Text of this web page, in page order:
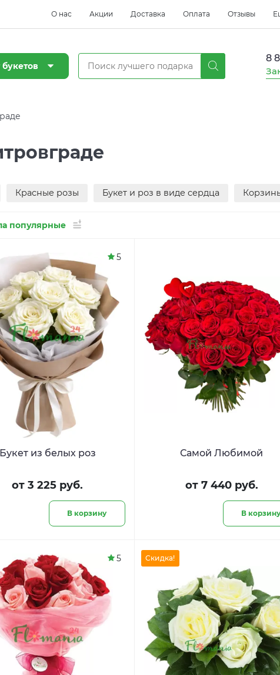
О нас Акции Доставка Оплата Отзывы
8
букетов
Красные розы Букет и роз в виде сердца
популярные
Букет из белых роз
от 3 225 руб.
В корзину
5
Самой Любимой
от 7 440 руб.
В
5 Скидка!